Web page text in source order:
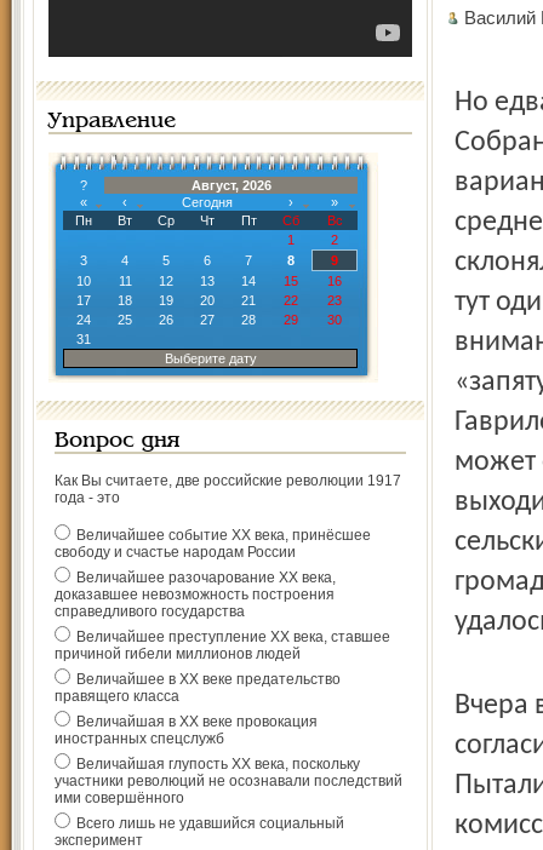
Управление
?
Август, 2026
«
‹ Сегодня ›
»
Пн
Вт Ср Чт Пт Сб
Вс
1
2
3
4 5 6 7 8
9
10
11 12 13 14 15
16
17
18 19 20 21 22
23
24
25 26 27 28 29
30
31
Выберите дату
Вопрос дня
Как Вы считаете, две российские революции 1917
года - это
Величайшее событие ХХ века, принёсшее
свободу и счастье народам России
Величайшее разочарование ХХ века,
доказавшее невозможность построения
справедливого государства
Величайшее преступление ХХ века, ставшее
причиной гибели миллионов людей
Величайшее в ХХ веке предательство
правящего класса
Величайшая в ХХ веке провокация
иностранных спецслужб
Величайшая глупость ХХ века, поскольку
участники революций не осознавали последствий
ими совершённого
Всего лишь не удавшийся социальный
эксперимент
Но
тут
может
Вчера